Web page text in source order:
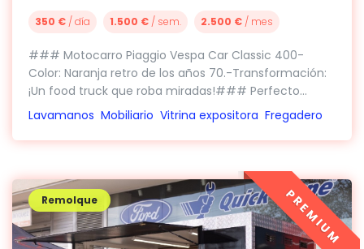
350 € / día 1.500 € / sem. 2.500 € / mes
### Motocarro Piaggio Vespa Car Classic 400-
Color: Naranja retro de los años 70.-Transformación:
¡Un food truck que roba miradas!### Perfecto...
Lavamanos Mobiliario Vitrina expositora Fregadero
Remolque PREMIUM